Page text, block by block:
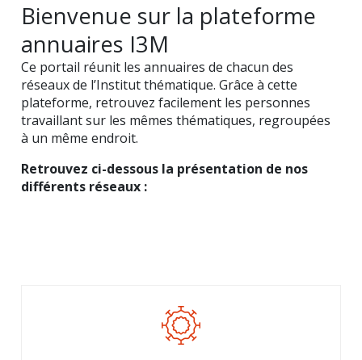
Bienvenue sur la plateforme
annuaires I3M
Ce portail réunit les annuaires de chacun des
réseaux de l’Institut thématique. Grâce à cette
plateforme, retrouvez facilement les personnes
travaillant sur les mêmes thématiques, regroupées
à un même endroit.
Retrouvez ci-dessous la présentation de nos
différents réseaux :